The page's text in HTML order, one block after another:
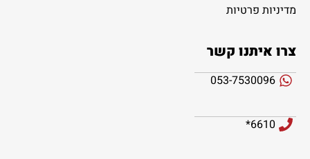
מדיניות פרטיות
צרו איתנו קשר
053-7530096
6610*